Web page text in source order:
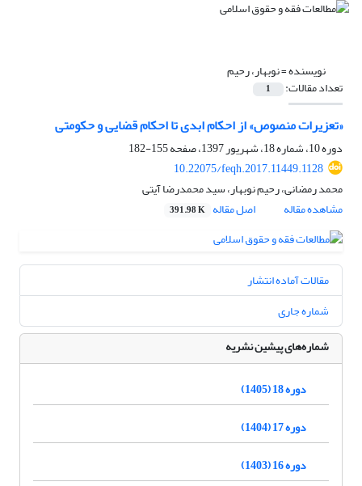
نویسنده =نوبهار، رحیم
تعداد مقالات: 1
«تعزیرات منصوص» از احکام ابدی تا احکام قضایی و حکومتی
دوره 10، شماره 18، شهریور 1397، صفحه
155-182
10.22075/feqh.2017.11449.1128
محمد رمضانی، رحیم نوبهار، سید محمدرضا آیتی
مشاهده مقاله
اصل مقاله 391.98 K
مقالات آماده انتشار
شماره جاری
شماره‌های پیشین نشریه
دوره 18 (1405)
دوره 17 (1404)
دوره 16 (1403)